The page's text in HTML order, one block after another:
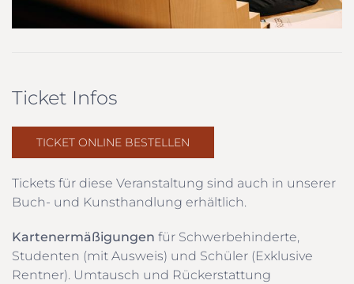
Ticket Infos
TICKET ONLINE BESTELLEN
Tickets für diese Veranstaltung sind auch in unserer
Buch- und Kunsthandlung erhältlich.
Kartenermäßigungen für Schwerbehinderte,
Studenten (mit Ausweis) und Schüler (Exklusive
Rentner). Umtausch und Rückerstattung